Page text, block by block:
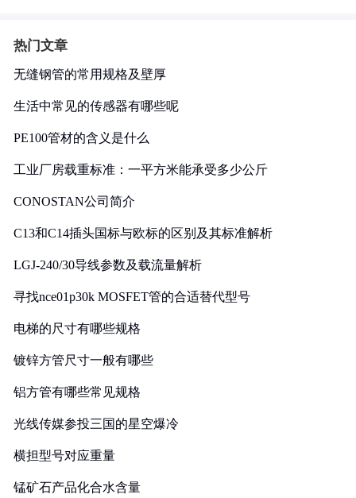
热门文章
无缝钢管的常用规格及壁厚
生活中常见的传感器有哪些呢
PE100管材的含义是什么
工业厂房载重标准：一平方米能承受多少公斤
CONOSTAN公司简介
C13和C14插头国标与欧标的区别及其标准解析
LGJ-240/30导线参数及载流量解析
寻找nce01p30k MOSFET管的合适替代型号
电梯的尺寸有哪些规格
镀锌方管尺寸一般有哪些
铝方管有哪些常见规格
光线传媒参投三国的星空爆冷
横担型号对应重量
锰矿石产品化合水含量